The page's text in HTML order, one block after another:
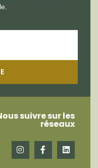
suivre sur les
réseaux